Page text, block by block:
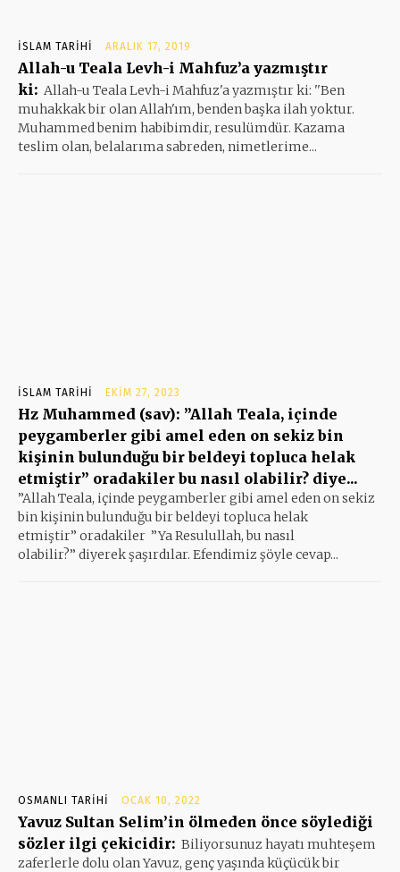
İSLAM TARIHI ARALIK 17, 2019
Allah-u Teala Levh-i Mahfuz’a yazmıştır
ki: Allah-u Teala Levh-i Mahfuz'a yazmıştır ki: ''Ben
muhakkak bir olan Allah'ım, benden başka ilah yoktur.
Muhammed benim habibimdir, resulümdür. Kazama
teslim olan, belalarıma sabreden, nimetlerime...
İSLAM TARIHI EKIM 27, 2023
Hz Muhammed (sav): ”Allah Teala, içinde
peygamberler gibi amel eden on sekiz bin
kişinin bulunduğu bir beldeyi topluca helak
etmiştir” oradakiler bu nasıl olabilir? diye...
”Allah Teala, içinde peygamberler gibi amel eden on sekiz
bin kişinin bulunduğu bir beldeyi topluca helak
etmiştir” oradakiler ”Ya Resulullah, bu nasıl
olabilir?” diyerek şaşırdılar. Efendimiz şöyle cevap...
OSMANLI TARIHI OCAK 10, 2022
Yavuz Sultan Selim’in ölmeden önce söylediği
sözler ilgi çekicidir: Biliyorsunuz hayatı muhteşem
zaferlerle dolu olan Yavuz, genç yaşında küçücük bir